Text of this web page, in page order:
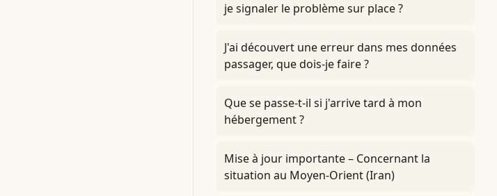
je signaler le problème sur place ?
J'ai découvert une erreur dans mes données
passager, que dois-je faire ?
Que se passe-t-il si j'arrive tard à mon
hébergement ?
Mise à jour importante – Concernant la
situation au Moyen-Orient (Iran)